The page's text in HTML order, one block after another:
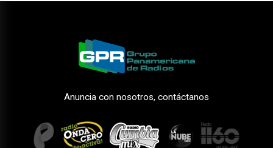
Anuncia con nosotros, contáctanos